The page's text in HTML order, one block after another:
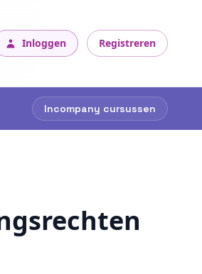
Inloggen Registreren
Incompany cursussen